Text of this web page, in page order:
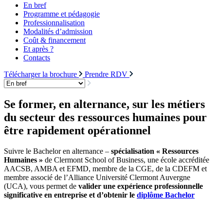
En bref
Programme et pédagogie
Professionnalisation
Modalités d’admission
Coût & financement
Et après ?
Contacts
Télécharger la brochure
Prendre RDV
Se former, en alternance, sur les métiers
du secteur des ressources humaines pour
être rapidement opérationnel
Suivre le Bachelor en alternance – spécialisation « Ressources
Humaines » de Clermont School of Business, une école accréditée
AACSB, AMBA et EFMD, membre de la CGE, de la CDEFM et
membre associé de l’Alliance Université Clermont Auvergne
(UCA), vous permet de valider une expérience professionnelle
significative en entreprise et d’obtenir le diplôme Bachelor